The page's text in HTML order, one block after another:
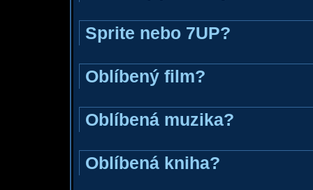
Sprite nebo 7UP?
Oblíbený film?
Oblíbená muzika?
Oblíbená kniha?